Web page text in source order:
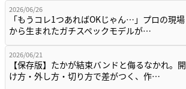
2026/06/26
「もうコレ1つあればOKじゃん…」プロの現場
から生まれたガチスペックモデルが…
2026/06/21
【保存版】たかが結束バンドと侮るなかれ。開
け方・外し方・切り方で差がつく、作…